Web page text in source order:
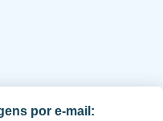
por e-mail: